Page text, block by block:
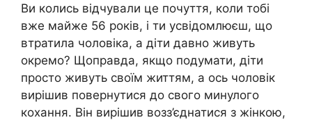
Ви колись відчували це почуття, коли тобі
вже майже 56 років, і ти усвідомлюєш, що
втратила чоловіка, а діти давно живуть
окремо? Щоправда, якщо подумати, діти
просто живуть своїм життям, а ось чоловік
вирішив повернутися до свого минулого
кохання. Він вирішив возз’єднатися з жінкою,